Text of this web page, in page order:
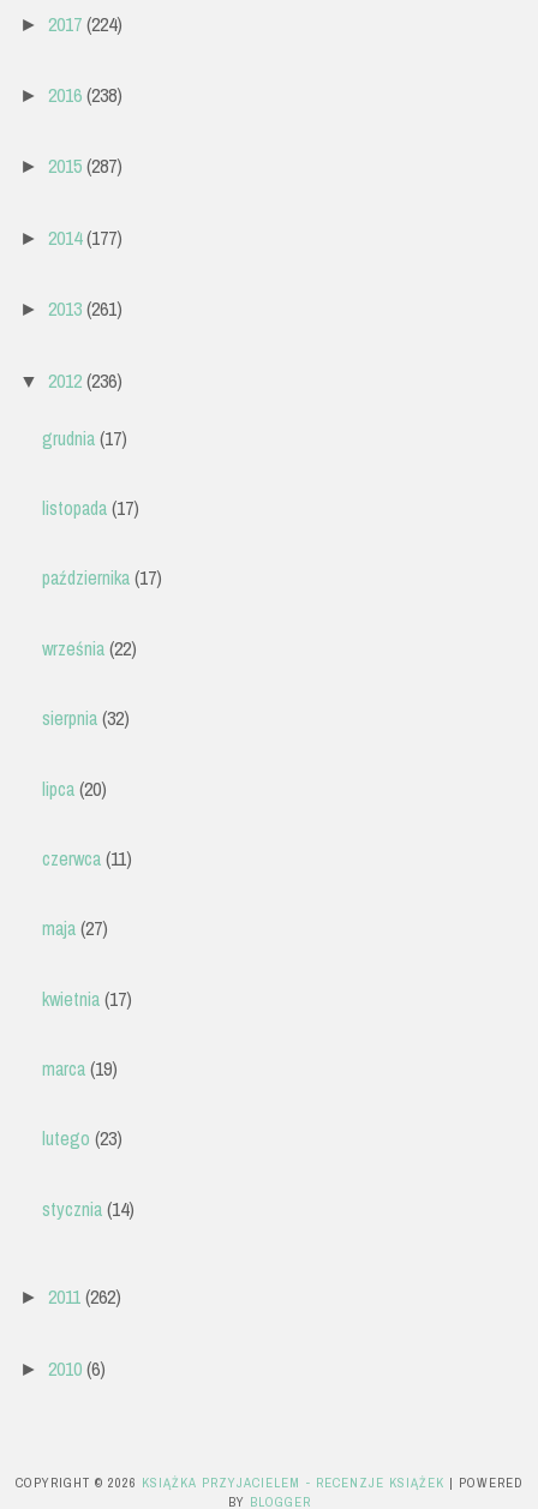
► 2017(224)
► 2016(238)
► 2015(287)
► 2014(177)
► 2013(261)
▼ 2012(236)
grudnia(17)
listopada(17)
października(17)
września(22)
sierpnia(32)
lipca(20)
czerwca(11)
maja(27)
kwietnia(17)
marca(19)
lutego (23)
stycznia(14)
► 2011(262)
► 2010(6)
COPYRIGHT © 2026 KSIĄŻKA PRZYJACIELEM - RECENZJE KSIĄŻEK | POWERED
BY BLOGGER